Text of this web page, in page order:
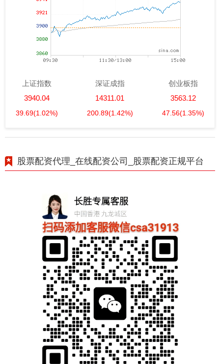
上证指数
3940.04
39.69(1.02%)
深证成指
14311.01
200.89(1.42%)
创业板指
3563.12
47.56(1.35%)
股票配资代理_在线配资公司_股票配资正规平台